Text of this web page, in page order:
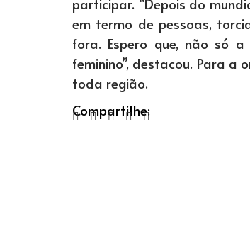
participar. “Depois do
em termo de pessoas,
fora. Espero que, não só
feminino”, destacou. Para
toda região.
Compartilhe: